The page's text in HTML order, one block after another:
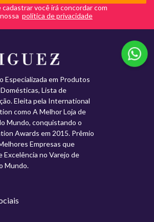
cadastrar você irá concordar com
Especializada em Produtos
Lista de
Eleita pela International
como A Melhor Loja de
Mundo, conquistando o
Awards em 2015. Prêmio
Empresas que
Excelência no Varejo de
Mundo.